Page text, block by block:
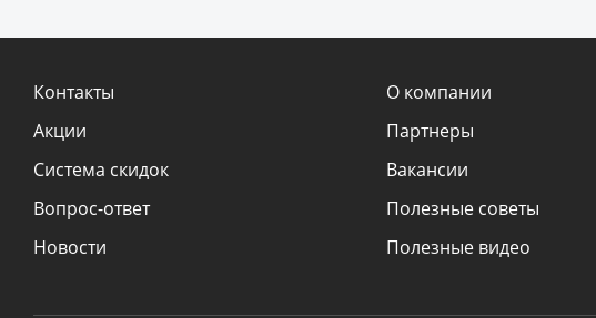
Контакты
Акции
Система скидок
Вопрос-ответ
Новости
О компании
Партнеры
Вакансии
Полезные советы
Полезные видео